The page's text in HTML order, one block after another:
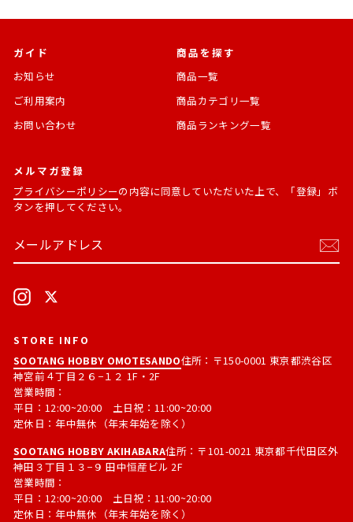
ガイド
お知らせ
ご利用案内
お問い合わせ
商品を探す
商品一覧
商品カテゴリ一覧
商品ランキング一覧
メルマガ登録
プライバシーポリシーの内容に同意していただいた上で、「登録」ボ
タンを押してください。
ー
レ
ス
読
Instagram
STORE INFO
SOOTANG HOBBY OMOTESANDO住所：〒150-0001 東京都渋谷区
神宮前４丁目２６−１２ 1F・2F
営業時間：
平日：12:00~20:00 土日祝：11:00~20:00
定休日：年中無休（年末年始を除く）
SOOTANG HOBBY AKIHABARA住所：〒101-0021 東京都千代田区外
神田３丁目１３−９ 田中恒産ビル 2F
営業時間：
平日：12:00~20:00 土日祝：11:00~20:00
定休日：年中無休（年末年始を除く）